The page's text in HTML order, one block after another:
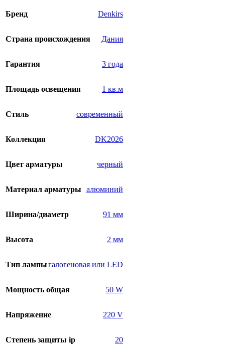
Бренд Denkirs
Страна происхождения Дания
Гарантия 3 года
Площадь освещения 1 кв.м
Стиль современный
Коллекция DK2026
Цвет арматуры черный
Материал арматуры алюминий
Ширина/диаметр 91 мм
Высота 2 мм
Тип лампыгалогеновая или LED
Мощность общая 50 W
Напряжение 220 V
Степень защиты ip 20